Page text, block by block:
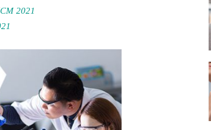
Y
2021